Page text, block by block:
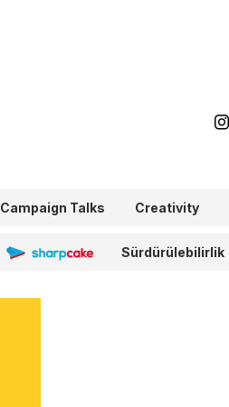
Campaign Talks Creativity
Sharpcake Sürdürülebilirlik